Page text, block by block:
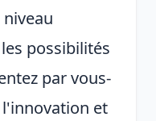
possibilités
par vous-
et